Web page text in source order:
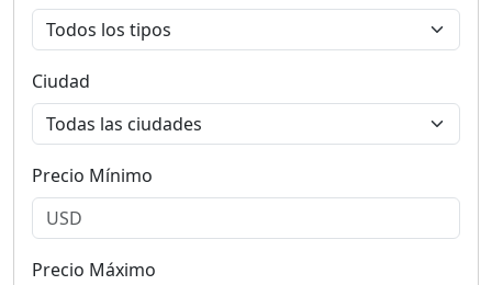
Ciudad
Precio Mínimo
Precio Máximo